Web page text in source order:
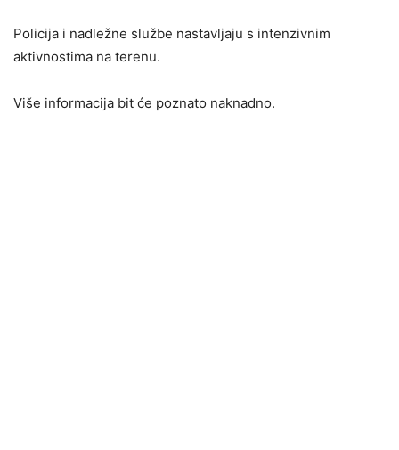
Policija i nadležne službe nastavljaju s intenzivnim
aktivnostima na terenu.
Više informacija bit će poznato naknadno.